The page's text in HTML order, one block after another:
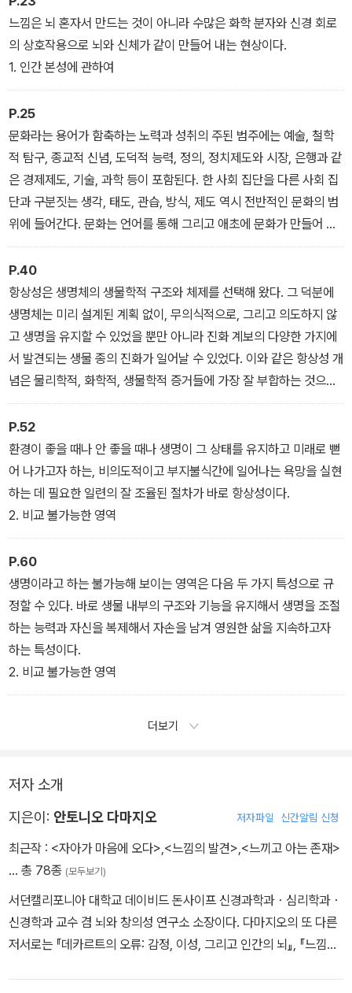
느낌은 뇌 혼자서 만드는 것이 아니라 수많은 화학 분자와 신경 회로
의 상호작용으로 뇌와 신체가 같이 만들어 내는 현상이다.
1. 인간 본성에 관하여
P.25
문화라는 용어가 함축하는 노력과 성취의 주된 범주에는 예술, 철학
적 탐구, 종교적 신념, 도덕적 능력, 정의, 정치제도와 시장, 은행과 같
은 경제제도, 기술, 과학 등이 포함된다. 한 사회 집단을 다른 사회 집
단과 구분짓는 생각, 태도, 관습, 방식, 제도 역시 전반적인 문화의 범
위에 들어간다. 문화는 언어를 통해 그리고 애초에 문화가 만들어 낸
사물과 의식을 통해 전달된다. 이것이 이 책에서 문화 또는 문화적 마
음이라고 말할 때 포함할 수 있는 현상의 범위이다.
1. 인간 본성에 관하여
P.40
항상성은 생명체의 생물학적 구조와 체제를 선택해 왔다. 그 덕분에
생명체는 미리 설계된 계획 없이, 무의식적으로, 그리고 의도하지 않
고 생명을 유지할 수 있었을 뿐만 아니라 진화 계보의 다양한 가지에
서 발견되는 생물 종의 진화가 일어날 수 있었다. 이와 같은 항상성 개
념은 물리학적, 화학적, 생물학적 증거들에 가장 잘 부합하는 것으로,
단지 생명 활동에 대한 ‘균형을 잡도록’ 조절하는 역할에 국한된 기존
의 빈약한 항상성 개념과는 매우 다르다.
1. 인간 본성에 관하여
P.52
환경이 좋을 때나 안 좋을 때나 생명이 그 상태를 유지하고 미래로 뻗
어 나가고자 하는, 비의도적이고 부지불식간에 일어나는 욕망을 실현
하는 데 필요한 일련의 잘 조율된 절차가 바로 항상성이다.
2. 비교 불가능한 영역
P.60
생명이라고 하는 불가능해 보이는 영역은 다음 두 가지 특성으로 규
정할 수 있다. 바로 생물 내부의 구조와 기능을 유지해서 생명을 조절
하는 능력과 자신을 복제해서 자손을 남겨 영원한 삶을 지속하고자
하는 특성이다.
2. 비교 불가능한 영역
더보기
저자 소개
지은이: 안토니오 다마지오 저자파일 신간알림 신청
최근작 : <자아가 마음에 오다>,<느낌의 발견>,<느끼고 아는 존재>
… 총 78종 (모두보기)
서던캘리포니아 대학교 데이비드 돈사이프 신경과학과・심리학과・
신경학과 교수 겸 뇌와 창의성 연구소 소장이다. 다마지오의 또 다른
저서로는 『데카르트의 오류: 감정, 이성, 그리고 인간의 뇌』, 『느낌의